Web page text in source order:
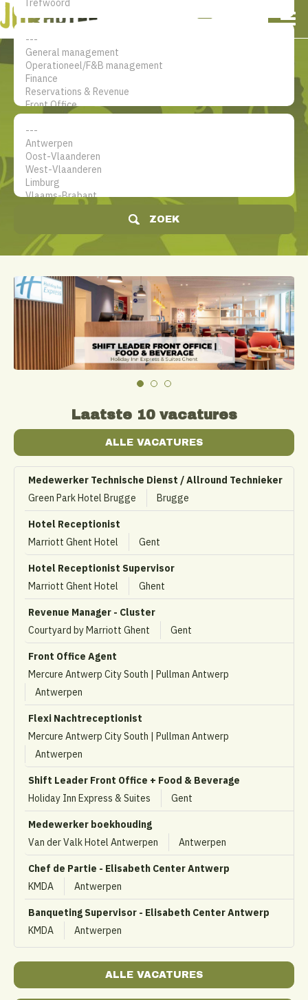
De jobsite voor hotel
professionals
ZOEK
Laatste 10 vacatures
ALLE VACATURES
Medewerker Technische Dienst / Allround Technieker
Green Park Hotel Brugge
Brugge
Hotel Receptionist
Marriott Ghent Hotel
Gent
Hotel Receptionist Supervisor
Marriott Ghent Hotel
Ghent
Revenue Manager - Cluster
Courtyard by Marriott Ghent
Gent
Front Office Agent
Mercure Antwerp City South | Pullman Antwerp
Antwerpen
Flexi Nachtreceptionist
Mercure Antwerp City South | Pullman Antwerp
Antwerpen
Shift Leader Front Office + Food & Beverage
Holiday Inn Express & Suites
Gent
Medewerker boekhouding
Van der Valk Hotel Antwerpen
Antwerpen
Chef de Partie - Elisabeth Center Antwerp
KMDA
Antwerpen
Banqueting Supervisor - Elisabeth Center Antwerp
KMDA
Antwerpen
ALLE VACATURES